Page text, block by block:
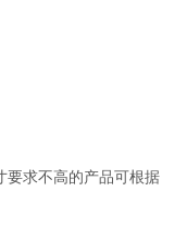
要求不高的产品可根据